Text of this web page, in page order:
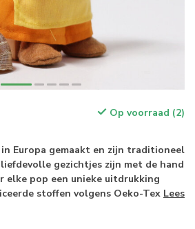
Op voorraad (2)
Europa gemaakt en zijn traditioneel
gezichtjes zijn met de hand
elke pop een unieke uitdrukking
stoffen volgens Oeko-Tex Lees